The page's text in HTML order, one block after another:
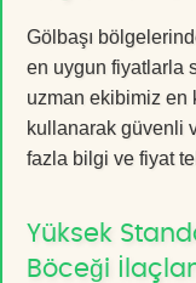
Gölbaşı
en uygun fiyatlarla
uzman ekibimiz en
kullanarak güvenli
fazla bilgi ve fiyat
Yüksek
Böceği